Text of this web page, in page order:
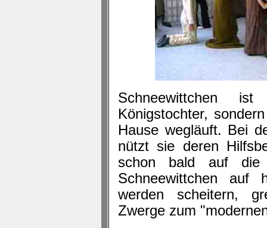
Schneewittchen
Königstochter,
Hause wegläuft. Bei
nützt sie deren
schon bald auf die
Schneewittchen auf
werden scheitern,
Zwerge zum